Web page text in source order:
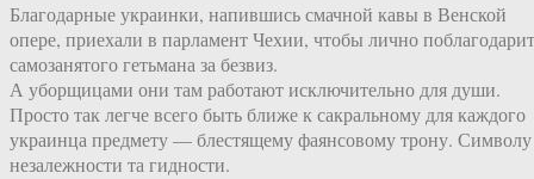
Благодарные украинки, напившись смачной кавы в Венской
опере, приехали в парламент Чехии, чтобы лично
самозанятого гетьмана за безвиз.
А уборщицами они там работают исключительно для души.
Просто так легче всего быть ближе к сакральному для каждого
украинца предмету — блестящему фаянсовому трону. Символу
незалежности та гидности.